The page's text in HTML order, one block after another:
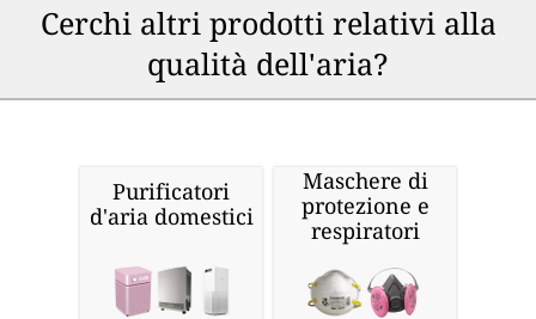
Cerchi altri prodotti relativi alla
qualità dell'aria?
Purificatori
d'aria domestici
Maschere di
protezione e
respiratori